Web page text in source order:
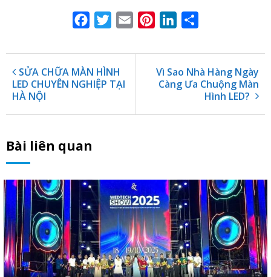
FacebookTwitterEmail PinterestLinkedIn
SỬA CHỮA MÀN HÌNH
LED CHUYÊN NGHIỆP TẠI
HÀ NỘI
Vì Sao Nhà Hàng Ngày
Càng Ưa Chuộng Màn
Hình LED?
Bài liên quan